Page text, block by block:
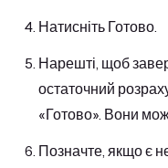
Натисніть Готово.
Нарешті, щоб
остаточний
«Готово». Вони
Позначте, якщо є